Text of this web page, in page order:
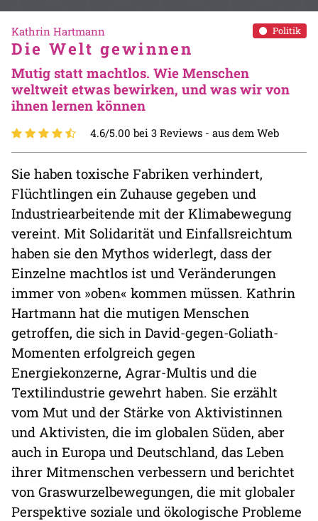
Politik
Kathrin Hartmann
Die Welt gewinnen
Mutig statt machtlos. Wie Menschen
weltweit etwas bewirken, und was wir von
ihnen lernen können
4.6/5.00 bei 3 Reviews - aus dem Web
Sie haben toxische Fabriken verhindert,
Flüchtlingen ein Zuhause gegeben und
Industriearbeitende mit der Klimabewegung
vereint. Mit Solidarität und Einfallsreichtum
haben sie den Mythos widerlegt, dass der
Einzelne machtlos ist und Veränderungen
immer von »oben« kommen müssen. Kathrin
Hartmann hat die mutigen Menschen
getroffen, die sich in David-gegen-Goliath-
Momenten erfolgreich gegen
Energiekonzerne, Agrar-Multis und die
Textilindustrie gewehrt haben. Sie erzählt
vom Mut und der Stärke von Aktivistinnen
und Aktivisten, die im globalen Süden, aber
auch in Europa und Deutschland, das Leben
ihrer Mitmenschen verbessern und berichtet
von Graswurzelbewegungen, die mit globaler
Perspektive soziale und ökologische Probleme